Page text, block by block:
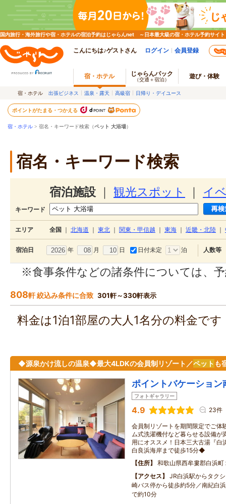
国内旅行・海外旅行や宿・ホテルの宿泊予約はじゃらんnet ～日本最大級の宿・ホテル予約サイト
こんにちは♪ゲストさん ログイン 会員登録
宿・ホテル じゃらんパック
（交通＋宿泊） 遊び・体験
宿・ホテル 出張ビジネス 温泉・露天 高級宿 日帰り・デイユース
ポイントがたまる・つかえる
宿・ホテル > 宿名・キーワード検索（ペット 大浴場）
宿名・キーワード検索
宿泊施設 観光スポット イ
キーワード
エリア 全国 北海道 東北 関東・甲信越 東海 近畿・北陸
宿泊日 年 月 日 日付未定 泊 人数等
※食事条件などの諸条件については、
808軒 絞込み条件に合致 301軒～330軒表示
料金は1泊1部屋の大人1名分の料金で
◆源泉かけ流しの温泉◆最大4LDKの会員制リゾート／ペット も
ポイントバケーション
フォトギャラリー
4.9 23件
会員制リゾートを期間限定でご体
ム式洗濯機付など暮らせる設備が
用にオススメ！日本三大古湯『
白良浜海岸まで徒歩15分◆
住所
和歌山県西牟婁郡白浜町
アクセス
JR白浜駅からタク
崎バス停から徒歩約5分／南紀白
で約10分